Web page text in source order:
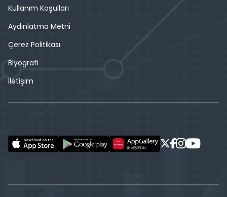
Kullanım Koşulları
Aydınlatma Metni
Çerez Politikası
Biyografi
İletişim